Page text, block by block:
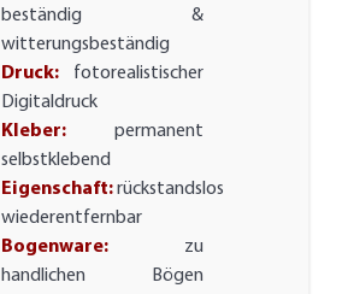
beständig &
witterungsbeständig
Druck: fotorealistischer
Digitaldruck
Kleber: permanent
selbstklebend
Eigenschaft:rückstandslos
wiederentfernbar
Bogenware: zu
handlichen Bögen